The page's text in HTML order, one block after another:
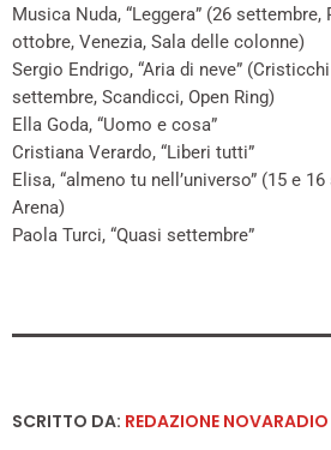
Musica Nuda, “Leggera” (26
ottobre, Venezia, Sala delle colonne)
Sergio Endrigo, “Aria di neve”
settembre, Scandicci, Open Ring)
Ella Goda, “Uomo e cosa”
Cristiana Verardo, “Liberi tutti”
Elisa, “almeno tu nell’universo” (15 e
Arena)
Paola Turci, “Quasi settembre”
SCRITTO DA: REDAZIONE NOVARADIO